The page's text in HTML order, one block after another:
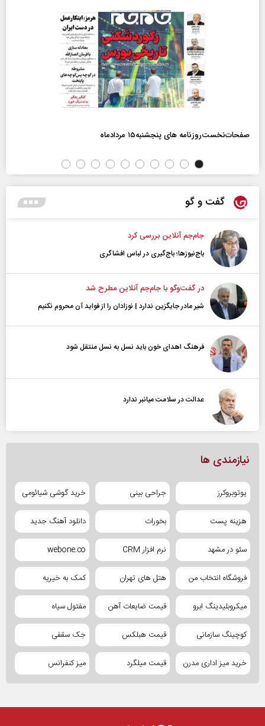
صفحات‌نخست‌روزنامه ها‌ی پنجشنبه‌۱۵ مردادماه
گفت و گو
جام‌جم آنلاین بررسی کرد
باج‌نیوزها؛ باج‌گیری در لباس افشاگری
در گفت‌و‌گو با جام‌جم آنلاین مطرح شد
شیر مادر جایگزین ندارد | نوزادان را از فواید آن محروم نکنیم
فرهنگ اهدای خون باید نسل به نسل منتقل شود
عدالت در سلامت میانبر ندارد
نیازمندی ها
یوتوبروکرز جراحی بینی خرید گوشی شیائومی
هزینه پست بخورات دانلود آهنگ جدید
سئو در مشهد نرم افزار CRM webone.co
فروشگاه انتخاب من هتل های تهران کمک به خیریه
میکروبلیدینگ ابرو قیمت ضایعات آهن مفتول سیاه
کوچینگ سازمانی قیمت هبلکس جک سقفی
خرید میز اداری مدرن قیمت میلگرد میز کنفرانس